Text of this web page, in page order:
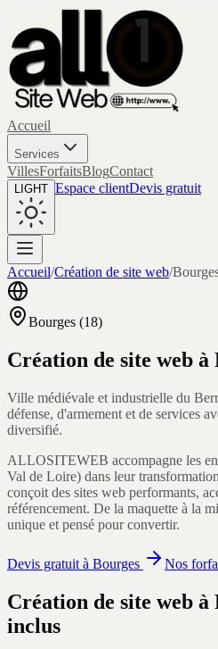
Accueil
Services
VillesForfaitsBlogContact
LIGHT Espace clientDevis gratuit
Accueil/Création de site web/
Bourges (18)
Création de site web à
Ville médiévale et industrielle du
défense, d'armement et de services
diversifié.
ALLOSITEWEB accompagne les
Val de Loire) dans leur
conçoit des sites web performants,
référencement. De la maquette à la
unique et pensé pour convertir.
Devis gratuit à Bourges Nos
Création de site web à
inclus